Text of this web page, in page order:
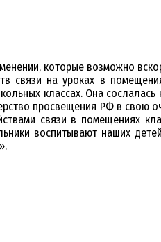
которые возможно
связи на уроках в
классах. Она
просвещения РФ в свою
связи в помещениях
воспитывают наших